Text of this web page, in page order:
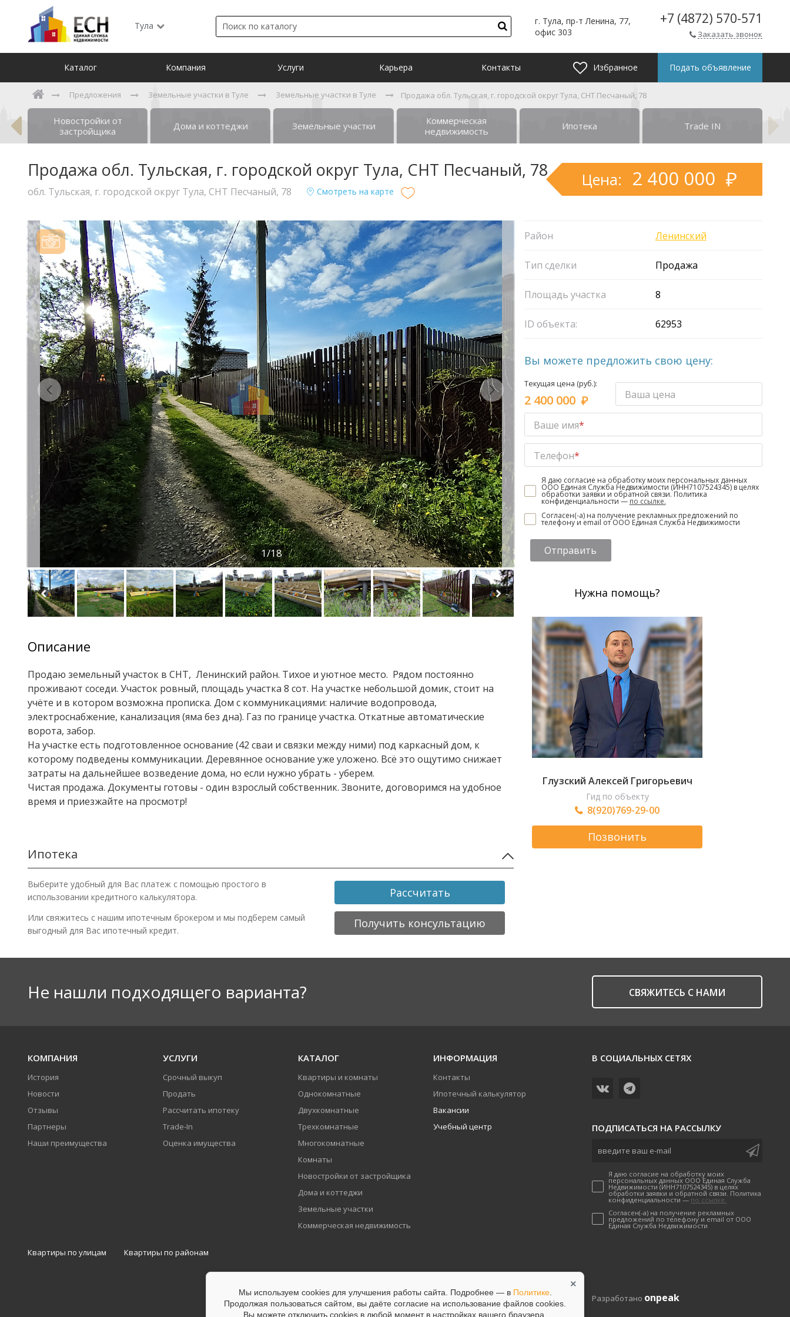
Тула
г. Тула, пр-т Ленина, 77,
офис 303
+7 (4872) 570-571
Заказать звонок
Каталог Компания Услуги Карьера Контакты Избранное Подать объявление
Предложения Земельные участки в Туле Земельные участки в Туле Продажа обл. Тульская, г. городской округ Тула, СНТ Песчаный, 78
Новостройки от
застройщика
Дома и коттеджи Земельные участки
Коммерческая
недвижимость
Ипотека Trade IN
Продажа обл. Тульская, г. городской округ Тула, СНТ Песчаный, 78
обл. Тульская, г. городской округ Тула, СНТ Песчаный, 78 Смотреть на карте
Цена: 2 400 000
1/18
Описание
Продаю земельный участок в СНТ, Ленинский район. Тихое и уютное место. Рядом постоянно
проживают соседи. Участок ровный, площадь участка 8 сот. На участке небольшой домик, стоит на
учёте и в котором возможна прописка. Дом с коммуникациями: наличие водопровода,
электроснабжение, канализация (яма без дна). Газ по границе участка. Откатные автоматические
ворота, забор.
На участке есть подготовленное основание (42 сваи и связки между ними) под каркасный дом, к
которому подведены коммуникации. Деревянное основание уже уложено. Всё это ощутимо снижает
затраты на дальнейшее возведение дома, но если нужно убрать - уберем.
Чистая продажа. Документы готовы - один взрослый собственник. Звоните, договоримся на удобное
время и приезжайте на просмотр!
Ипотека
Выберите удобный для Вас платеж с помощью простого в
использовании кредитного калькулятора.
Рассчитать
Или свяжитесь с нашим ипотечным брокером и мы подберем самый
выгодный для Вас ипотечный кредит.
Получить консультацию
Район Ленинский
Тип сделки Продажа
Площадь участка 8
ID объекта: 62953
Вы можете предложить свою цену:
Текущая цена (руб.):
2 400 000 Ваша цена
Ваше имя*
Телефон*
Я даю согласие на обработку моих персональных данных
ООО Единая Служба Недвижимости (ИНН7107524345) в целях
обработки заявки и обратной связи. Политика
конфиденциальности — по ссылке.
Согласен(-а) на получение рекламных предложений по
телефону и email от ООО Единая Служба Недвижимости
Отправить
Нужна помощь?
Глузский Алексей Григорьевич
Гид по объекту
8(920)769-29-00
Позвонить
Не нашли подходящего варианта? CВЯЖИТЕСЬ С НАМИ
КОМПАНИЯ
История
Новости
Отзывы
Партнеры
Наши преимущества
УСЛУГИ
Срочный выкуп
Продать
Рассчитать ипотеку
Trade-In
Оценка имущества
КАТАЛОГ
Квартиры и комнаты
Однокомнатные
Двухкомнатные
Трехкомнатные
Многокомнатные
Комнаты
Новостройки от застройщика
Дома и коттеджи
Земельные участки
Коммерческая недвижимость
ИНФОРМАЦИЯ
Контакты
Ипотечный калькулятор
Вакансии
Учебный центр
Квартиры по улицам Квартиры по районам
В СОЦИАЛЬНЫХ СЕТЯХ
ПОДПИСАТЬСЯ НА РАССЫЛКУ
Я даю согласие на обработку моих
персональных данных ООО Единая Служба
Недвижимости (ИНН7107524345) в целях
обработки заявки и обратной связи. Политика
конфиденциальности — по ссылке.
Согласен(-а) на получение рекламных
предложений по телефону и email от ООО
Единая Служба Недвижимости
Разработано onpeak
Мы используем cookies для улучшения работы сайта. Подробнее — в Политике.
Продолжая пользоваться сайтом, вы даёте согласие на использование файлов сookies.
Вы можете отключить сookies в любой момент в настройках вашего браузера.
×